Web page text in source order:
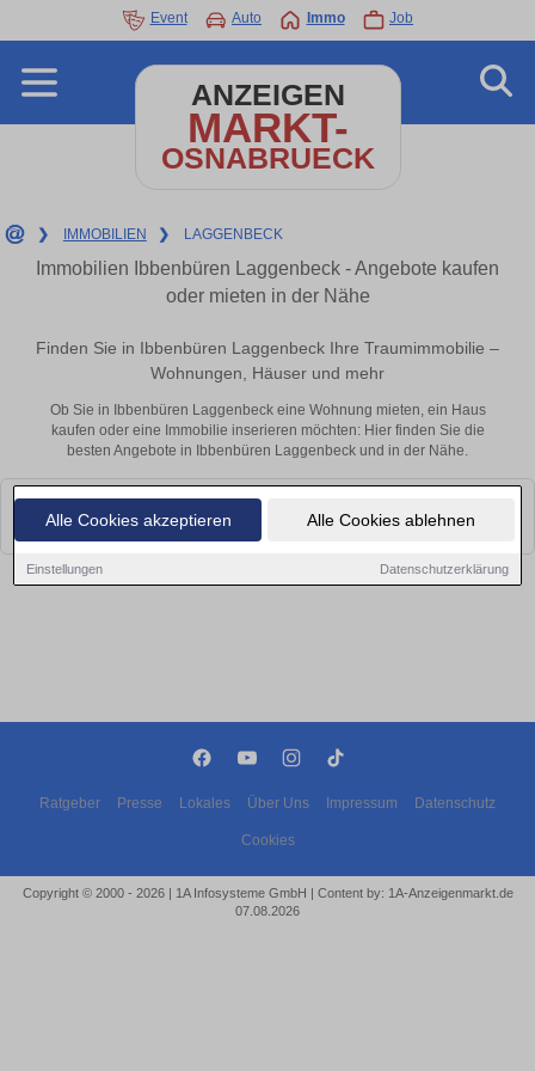
Alle Cookies akzeptieren Alle Cookies ablehnen
Einstellungen Datenschutzerklärung
Event Auto Immo Job
ANZEIGEN
MARKT-
OSNABRUECK
❯ IMMOBILIEN ❯ LAGGENBECK
Immobilien Ibbenbüren Laggenbeck - Angebote kaufen
oder mieten in der Nähe
Finden Sie in Ibbenbüren Laggenbeck Ihre Traumimmobilie –
Wohnungen, Häuser und mehr
Ob Sie in Ibbenbüren Laggenbeck eine Wohnung mieten, ein Haus
kaufen oder eine Immobilie inserieren möchten: Hier finden Sie die
besten Angebote in Ibbenbüren Laggenbeck und in der Nähe.
Leider konnten wir derzeit keine passenden Objekte finden. Schauen Sie
bald wieder vorbei!
Ratgeber Presse Lokales Über Uns Impressum Datenschutz
Cookies
Copyright © 2000 - 2026 | 1A Infosysteme GmbH | Content by: 1A-Anzeigenmarkt.de
07.08.2026